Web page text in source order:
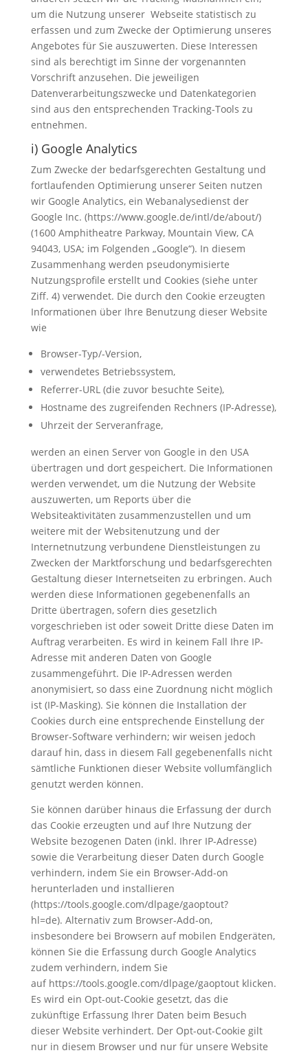
um die Nutzung unserer Webseite statistisch zu
erfassen und zum Zwecke der Optimierung unseres
Angebotes für Sie auszuwerten. Diese Interessen
sind als berechtigt im Sinne der vorgenannten
Vorschrift anzusehen. Die jeweiligen
Datenverarbeitungszwecke und Datenkategorien
sind aus den entsprechenden Tracking-Tools zu
entnehmen.
i) Google Analytics
Zum Zwecke der bedarfsgerechten Gestaltung und
fortlaufenden Optimierung unserer Seiten nutzen
wir Google Analytics, ein Webanalysedienst der
Google Inc. (https://www.google.de/intl/de/about/)
(1600 Amphitheatre Parkway, Mountain View, CA
94043, USA; im Folgenden „Google“). In diesem
Zusammenhang werden pseudonymisierte
Nutzungsprofile erstellt und Cookies (siehe unter
Ziff. 4) verwendet. Die durch den Cookie erzeugten
Informationen über Ihre Benutzung dieser Website
wie
Browser-Typ/-Version,
verwendetes Betriebssystem,
Referrer-URL (die zuvor besuchte Seite),
Hostname des zugreifenden Rechners (IP-Adresse),
Uhrzeit der Serveranfrage,
werden an einen Server von Google in den USA
übertragen und dort gespeichert. Die Informationen
werden verwendet, um die Nutzung der Website
auszuwerten, um Reports über die
Websiteaktivitäten zusammenzustellen und um
weitere mit der Websitenutzung und der
Internetnutzung verbundene Dienstleistungen zu
Zwecken der Marktforschung und bedarfsgerechten
Gestaltung dieser Internetseiten zu erbringen. Auch
werden diese Informationen gegebenenfalls an
Dritte übertragen, sofern dies gesetzlich
vorgeschrieben ist oder soweit Dritte diese Daten im
Auftrag verarbeiten. Es wird in keinem Fall Ihre IP-
Adresse mit anderen Daten von Google
zusammengeführt. Die IP-Adressen werden
anonymisiert, so dass eine Zuordnung nicht möglich
ist (IP-Masking). Sie können die Installation der
Cookies durch eine entsprechende Einstellung der
Browser-Software verhindern; wir weisen jedoch
darauf hin, dass in diesem Fall gegebenenfalls nicht
sämtliche Funktionen dieser Website vollumfänglich
genutzt werden können.
Sie können darüber hinaus die Erfassung der durch
das Cookie erzeugten und auf Ihre Nutzung der
Website bezogenen Daten (inkl. Ihrer IP-Adresse)
sowie die Verarbeitung dieser Daten durch Google
verhindern, indem Sie ein Browser-Add-on
herunterladen und installieren
(https://tools.google.com/dlpage/gaoptout?
hl=de). Alternativ zum Browser-Add-on,
insbesondere bei Browsern auf mobilen Endgeräten,
können Sie die Erfassung durch Google Analytics
zudem verhindern, indem Sie
auf https://tools.google.com/dlpage/gaoptout klicken.
Es wird ein Opt-out-Cookie gesetzt, das die
zukünftige Erfassung Ihrer Daten beim Besuch
dieser Website verhindert. Der Opt-out-Cookie gilt
nur in diesem Browser und nur für unsere Website